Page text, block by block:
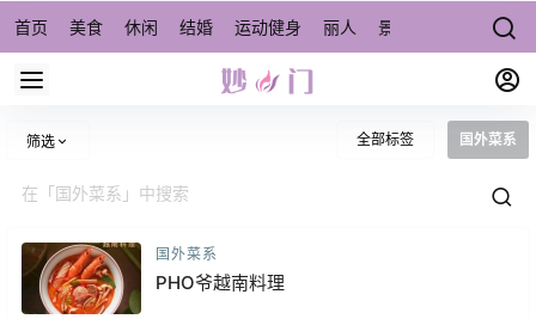
首页 美食 休闲 结婚 运动健身 丽人 景点/周边游 宠物
筛选 全部标签 国外菜系
国外菜系
PHO爷越南料理